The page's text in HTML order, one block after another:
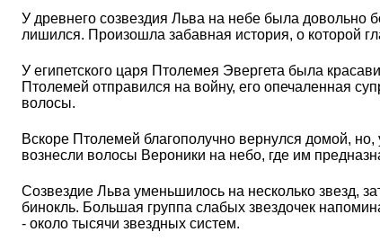
У древнего созвездия Льва на небе была довольно
лишился. Произошла забавная история, о которой
У египетского царя Птолемея Эвергета была
Птолемей отправился на войну, его опечаленная
волосы.
Вскоре Птолемей благополучно вернулся домой, но,
вознесли волосы Вероники на небо, где им
Созвездие Льва уменьшилось на несколько звезд,
бинокль. Большая группа слабых звездочек
- около тысячи звездных систем.